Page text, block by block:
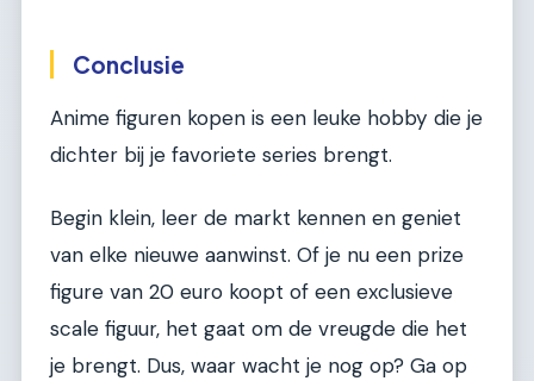
Conclusie
Anime figuren kopen is een leuke hobby die je
dichter bij je favoriete series brengt.
Begin klein, leer de markt kennen en geniet
van elke nieuwe aanwinst. Of je nu een prize
figure van 20 euro koopt of een exclusieve
scale figuur, het gaat om de vreugde die het
je brengt. Dus, waar wacht je nog op? Ga op